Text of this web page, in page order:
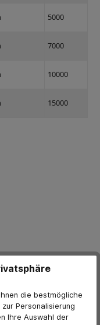
5000
7000
10000
15000
die bestmögliche
Personalisierung
Ihre Auswahl der